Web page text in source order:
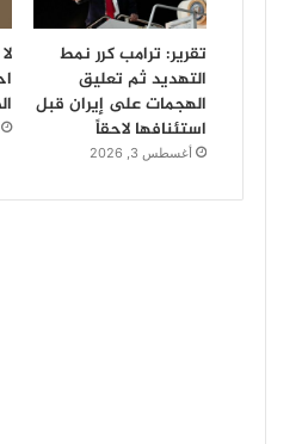
تقرير: ترامب كرر نمط
التهديد ثم تعليق
الهجمات على إيران قبل
استئنافها لاحقاً
أغسطس 3, 2026